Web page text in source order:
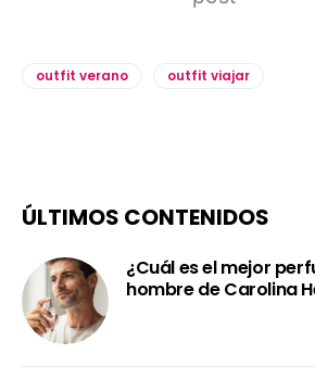
outfit verano outfit viajar
ÚLTIMOS CONTENIDOS
¿Cuál es el mejor
hombre de Carolina